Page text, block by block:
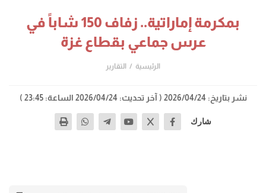
بمكرمة إماراتية.. زفاف 150 شاباً في
عرس جماعي بقطاع غزة
الرئيسية التقارير
نشر بتاريخ: 2026/04/24 ( آخر تحديث: 2026/04/24 الساعة: 23:45 )
شارك